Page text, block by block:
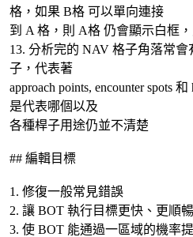
格，如果 B格 可以單向連接
到 A 格，則 A格 仍會顯示白框
13. 分析完的 NAV 格子角落常
子，代表著
approach points, encounter spots
是代表哪個以及
各種桿子用途仍並不清楚
## 編輯目標
1. 修復一般常見錯誤
2. 讓 BOT 執行目標更快、更順暢
3. 使 BOT 能通過一區域的機率